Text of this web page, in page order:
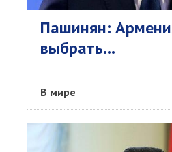
Пашинян:
выбрать...
В мире